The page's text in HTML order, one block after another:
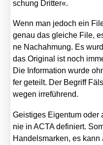
schung Drit­ter«.
Wenn man jedoch ein
genau das glei­che File,
ne Nach­ah­mung. Es
das Ori­gi­nal ist noch
Die Infor­ma­ti­on wur­de
fer geteilt. Der Begriff
we­gen irre­füh­rend.
Geis­ti­ges Eigen­tum oder
nie in ACTA defi­niert.
Han­dels­mar­ken, es